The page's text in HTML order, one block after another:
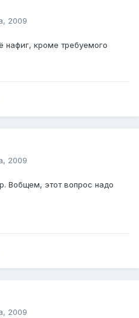
2009
нафиг, кроме требуемого
2009
Вобщем, этот вопрос надо
2009